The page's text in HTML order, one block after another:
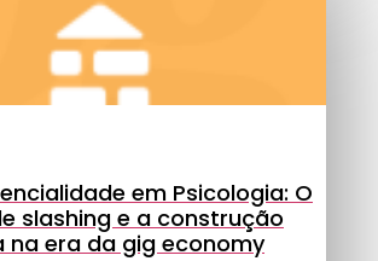
em Psicologia: O
slashing e a construção
na era da gig economy